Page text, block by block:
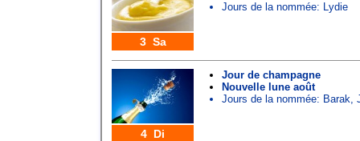
3 Sa
Jours de la nommée: Lydie
4 Di
Jour de champagne
Nouvelle lune août
Jours de la nommée: Barak,